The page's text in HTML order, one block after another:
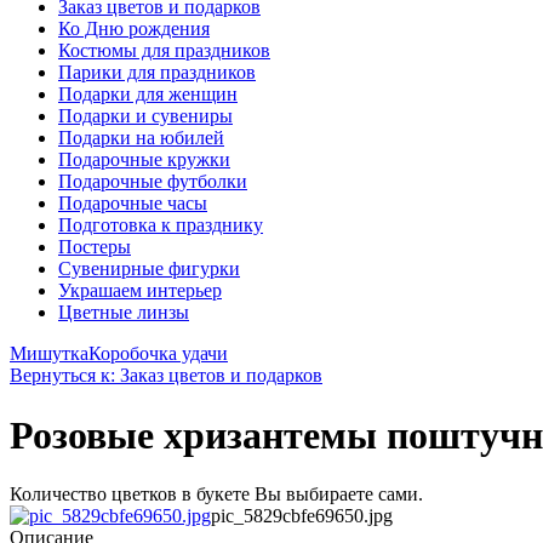
Заказ цветов и подарков
Ко Дню рождения
Костюмы для праздников
Парики для праздников
Подарки для женщин
Подарки и сувениры
Подарки на юбилей
Подарочные кружки
Подарочные футболки
Подарочные часы
Подготовка к празднику
Постеры
Сувенирные фигурки
Украшаем интерьер
Цветные линзы
МишуткаКоробочка удачи
Вернуться к: Заказ цветов и подарков
Розовые хризантемы
Количество цветков в букете Вы выбираете сами.
pic_5829cbfe69650.jpg
Описание